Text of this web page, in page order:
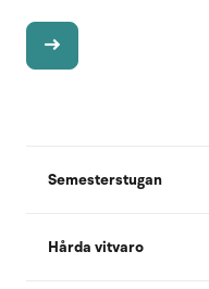
Semesterstugan
Hårda vitvaro